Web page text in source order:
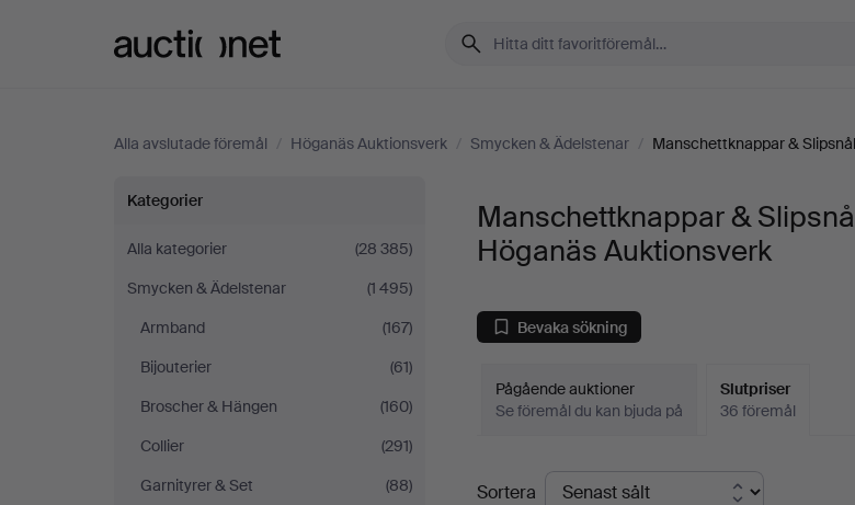
Alla avslutade föremål / Höganäs Auktionsverk / Smycken & Ädelstenar / Manschettknappar &
Manschettknappar
&
Slipsnålar
på
Höganäs
Auktionsverk
Kategorier
Alla kategorier
(28 385)
Smycken & Ädelstenar
(1 495)
Armband
(167)
Bijouterier
(61)
Broscher & Hängen
(160)
Collier
(291)
Garnityrer & Set
(88)
Manschettknappar &
Höganäs Auktionsverk
Bevaka sökning
Pågående auktioner
Se föremål du kan bjuda på
Slutpriser
36 föremål
Slutpriser
Sortera